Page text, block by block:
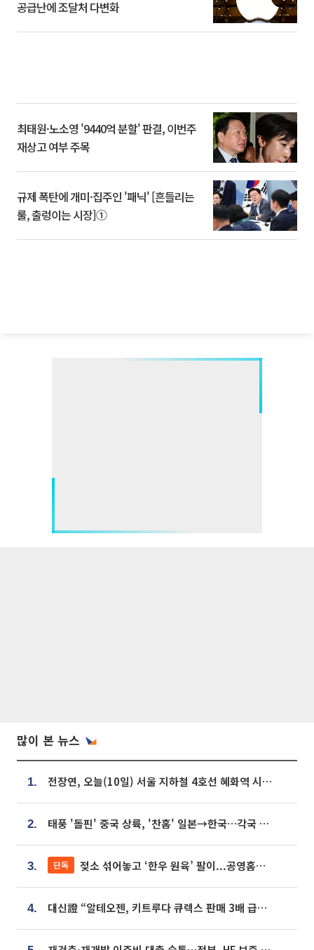
공급난에 조달처 다변화
최태원·노소영 '9440억 분할' 판결, 이번주
재상고 여부 주목
규제 폭탄에 개미·집주인 '패닉' [흔들리는
룰, 출렁이는 시장]①
많이 본 뉴스
1. 전장연, 오늘(10일) 서울 지하철 4호선 혜화역 시위…1호선 용산역 무정차
2. 태풍 '돌핀' 중국 상륙, '찬홈' 일본→한국…각국 기상청 예상 경로는?
3. 단독 젖소 섞어놓고 ‘한우 원육’ 팔이...공영홈쇼핑 표기·검증 구멍
4. 대신證 “알테오젠, 키트루다 큐렉스 판매 3배 급증…목표가 41만원 상향”